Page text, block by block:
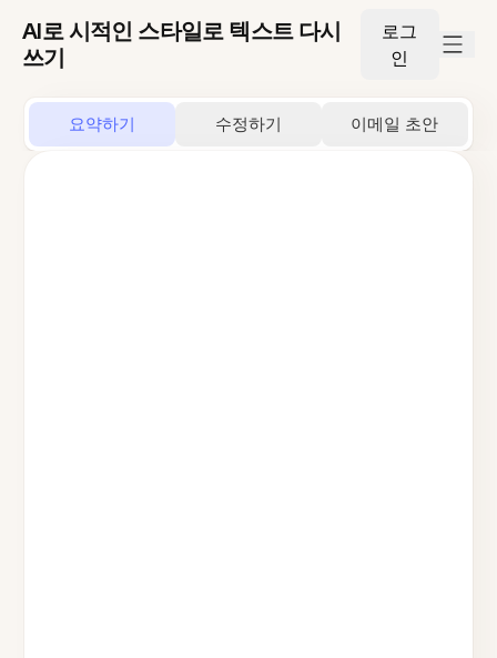
AI로 시적인 스타일로 텍스트 다시
쓰기
로그
인
요약하기 수정하기 이메일 초안